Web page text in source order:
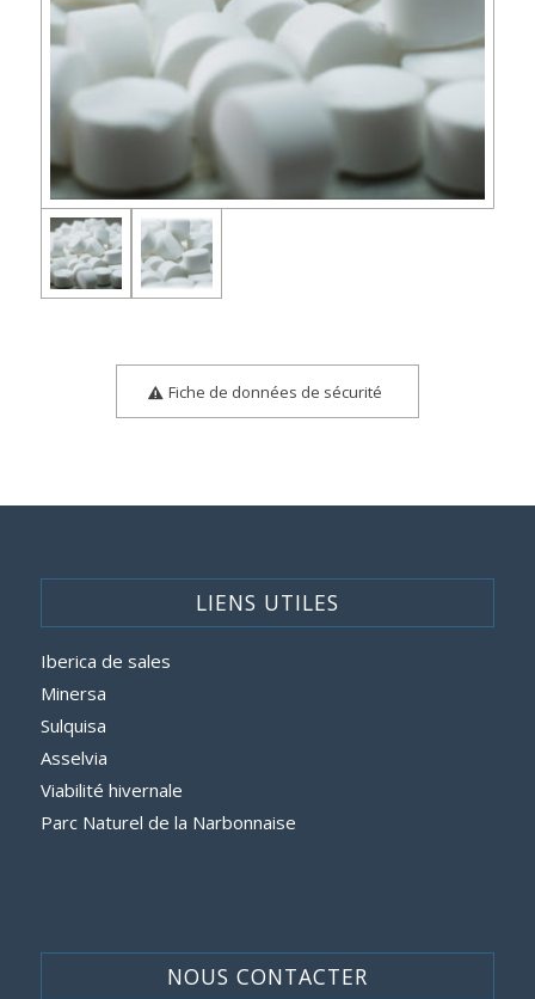
Fiche de données de sécurité
LIENS UTILES
Iberica de sales
Minersa
Sulquisa
Asselvia
Viabilité hivernale
Parc Naturel de la Narbonnaise
NOUS CONTACTER